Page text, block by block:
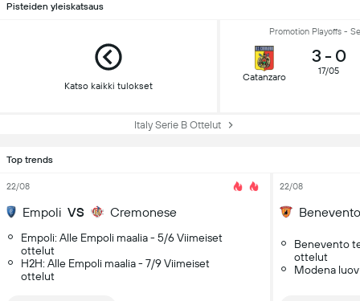
Pisteiden yleiskatsaus
Katso kaikki tulokset
Promotion Playoffs -
Catanzaro
3 - 0
17/05
Italy Serie B Ottelut
Top trends
22/08
Empoli VS Cremonese
Empoli: Alle Empoli maalia - 5/6 Viimeiset
ottelut
H2H: Alle Empoli maalia - 7/9 Viimeiset
ottelut
22/08
Benevento
Benevento
ottelut
Modena